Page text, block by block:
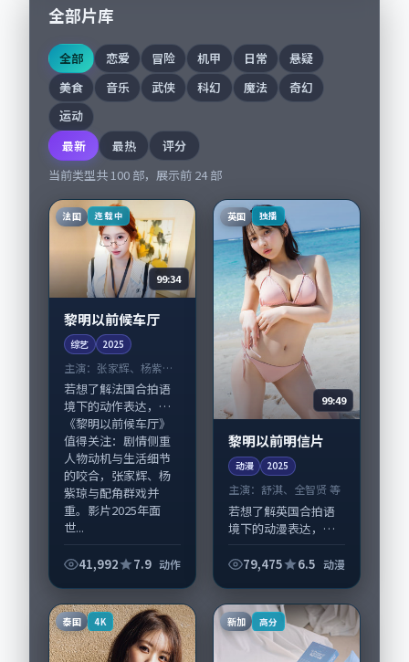
全部片库
全部 恋爱 冒险 机甲 日常
悬疑
美食
音乐 武侠 科幻 魔法
奇幻
运动
最新
最热
评分
当前类型共100 部，展示前 24部
法国 连载中
99:34
黎明以前候车厅
综艺 2025
主演： 张家辉、杨紫琼
等
若想了解法国合拍语
境下的动作表达，
《黎明以前候车厅》
值得关注：剧情侧重
人物动机与生活细节
的咬合，张家辉、杨
紫琼与配角群戏并
重。影片2025年面
世...
41,992 7.9 动作
英国 独播
99:49
黎明以前明信片
动漫 2025
主演：舒淇、全智贤 等
若想了解英国合拍语
境下的动漫表达，
值得关注：剧情侧重
贤与配角群戏并重。
影片2025年面世后...
79,475 6.5 动漫
泰国 4K 新加 高分